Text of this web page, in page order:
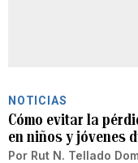
NOTICIAS
Cómo evitar la
en niños y jóvenes
Por Rut N. Tellado